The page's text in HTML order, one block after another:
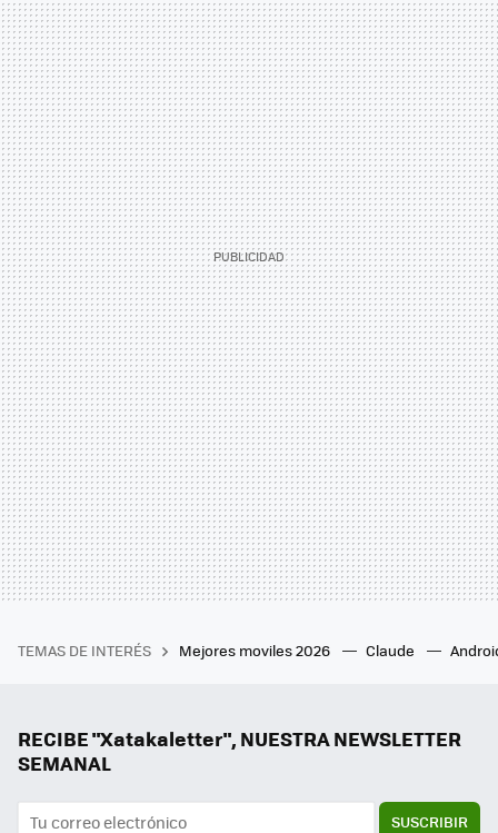
TEMAS DE INTERÉS Mejores moviles 2026 Claude
RECIBE "Xatakaletter", NUESTRA NEWSLETTER
SEMANAL
SUSCRIBIR